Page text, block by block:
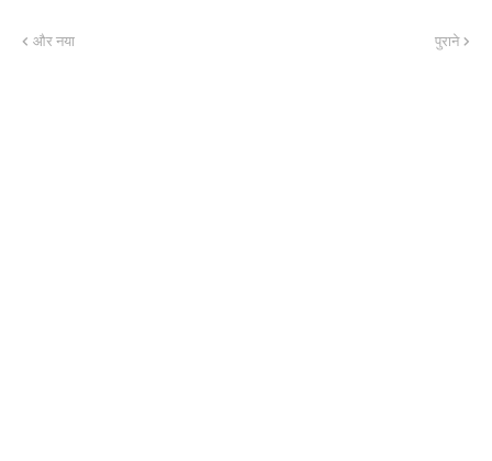
और नया पुराने